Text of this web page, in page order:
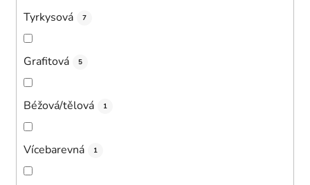
Tyrkysová 7
Grafitová 5
Béžová/tělová 1
Vícebarevná 1